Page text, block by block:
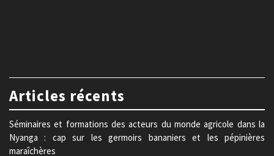
Articles récents
Séminaires et formations des acteurs du monde agricole dans la
Nyanga : cap sur les germoirs bananiers et les pépinières
maraîchères